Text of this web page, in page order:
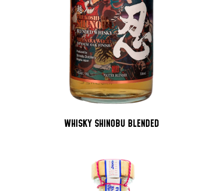
WHISKY SHINOBU BLENDED